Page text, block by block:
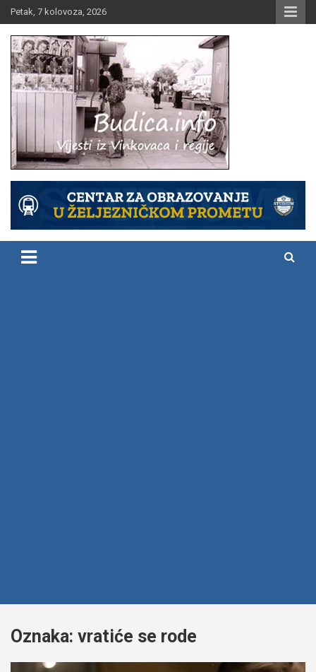
Skip
to
content
Petak, 7 kolovoza, 2026
Budica.info
Oznaka: vratiće se rode